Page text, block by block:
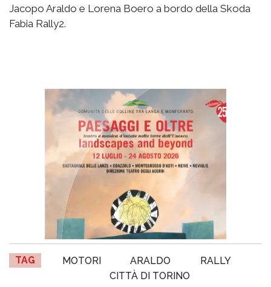
Jacopo Araldo e Lorena Boero a bordo della Skoda
Fabia Rally2.
TAG MOTORI ARALDO
RALLY
CITTÀ DI TORINO